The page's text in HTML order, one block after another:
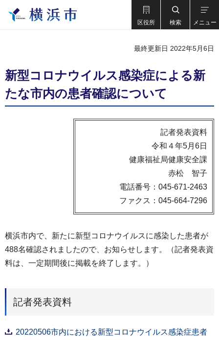
区役所 検索 メニュー
最終更新日 2022年5月6日
新型コロナウイルス感染症による新
たな市内の患者確認について
記者発表資料
令和４年5月6日
健康福祉局健康安全課
赤松 智子
電話番号：045-671-2463
ファクス：045-664-7296
横浜市内で、新たに新型コロナウイルスに感染した患者が
488名確認されましたので、お知らせします。（記者発表資
料は、一定期間後に掲載を終了します。）
記者発表資料
20220506市内における新型コロナウイルス感染症患者